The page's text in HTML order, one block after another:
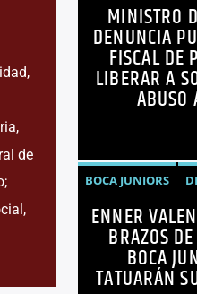
de
ECUADOR
JOHN
MINISTRO DEL
SEGURIDAD
MINISTRO
DENUNCIA
FISCAL DE
LIBERAR A
ABUSO
BOCA JUNIORS
ENNER VALENCIA
NOTICIAS
ENNER
BRAZOS
BOCA
TATUARÁN